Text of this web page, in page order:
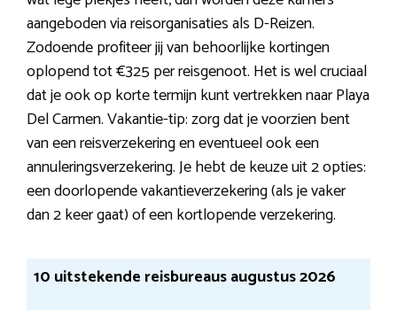
aangeboden via reisorganisaties als D-Reizen.
Zodoende profiteer jij van behoorlijke kortingen
oplopend tot €325 per reisgenoot. Het is wel cruciaal
dat je ook op korte termijn kunt vertrekken naar Playa
Del Carmen. Vakantie-tip: zorg dat je voorzien bent
van een reisverzekering en eventueel ook een
annuleringsverzekering. Je hebt de keuze uit 2 opties:
een doorlopende vakantieverzekering (als je vaker
dan 2 keer gaat) of een kortlopende verzekering.
10 uitstekende reisbureaus augustus 2026